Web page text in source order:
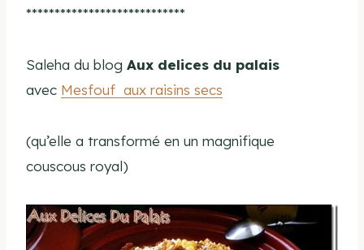
****************************
Saleha du blog Aux delices du palais
avec Mesfouf aux raisins secs
(qu’elle a transformé en un magnifique
couscous royal)